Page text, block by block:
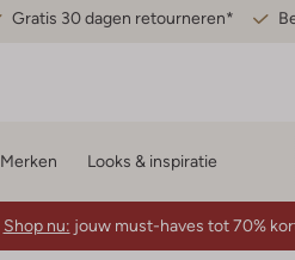
Gratis 30 dagen retourneren*
Merken Looks & inspiratie
Shop nu: jouw must-haves tot 70%